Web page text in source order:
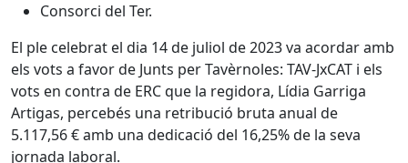
Consorci del Ter.
El ple celebrat el dia 14 de juliol de 2023 va acordar amb
els vots a favor de Junts per Tavèrnoles: TAV-JxCAT i els
vots en contra de ERC que la regidora, Lídia Garriga
Artigas, percebés una retribució bruta anual de
5.117,56 € amb una dedicació del 16,25% de la seva
jornada laboral.